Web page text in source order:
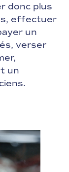
donc plus
effectuer
un
verser
un